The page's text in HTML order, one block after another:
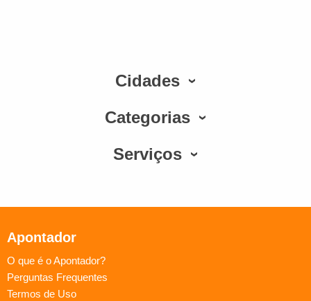
Cidades
Categorias
Serviços
Apontador
O que é o Apontador?
Perguntas Frequentes
Termos de Uso